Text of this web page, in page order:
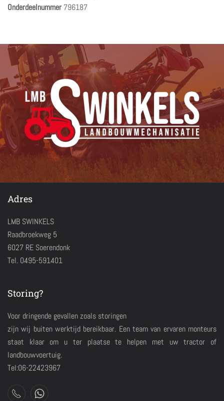
Onderdeelnummer 796187
Adres
LMB SWINKELS
Raadbroekweg 5
6027 RE Soerendonk
Tel. 0495-591401
Storing?
Voor dringende gevallen zoals storingen
zijn wij buiten werktijd bereikbaar. Een team van ervaren monteurs
staat klaar om u ter plaatse te helpen met uw tractor of
landbouwvoertuig.
Tel:06-22423967